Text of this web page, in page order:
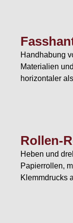
Handhabung
Materialien
horizontaler
Rollen-
Heben und
Papierrollen,
Klemmdrucks